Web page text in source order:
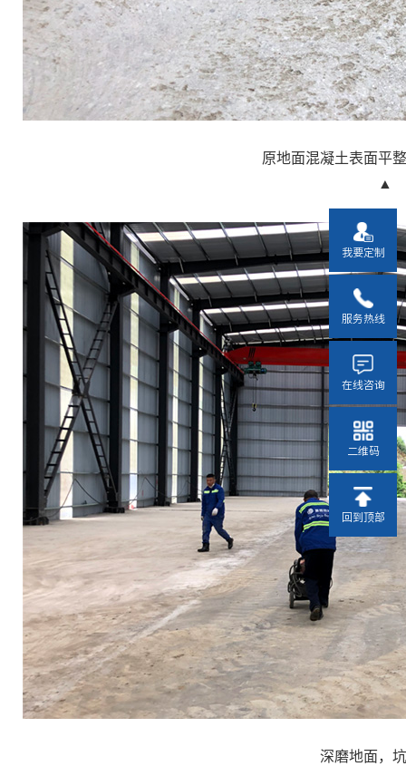
原地面混凝土表面平
▲
深磨地面，
我要定制
服务热线
在线咨询
二维码
回到顶部